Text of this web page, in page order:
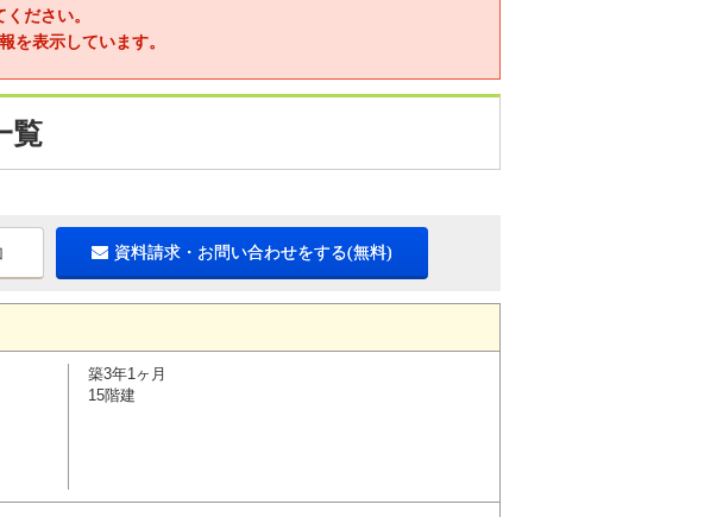
ださい。
を表示しています。
覧
資料請求・お問い合わせをする(無料)
築3年1ヶ月
15階建